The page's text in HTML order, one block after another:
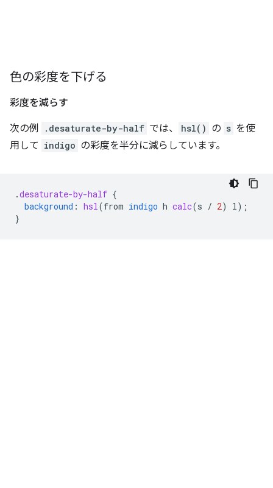
色の彩度を下げる
彩度を減らす
次の例 .desaturate-by-half では、 hsl() の s を使
用して indigo の彩度を半分に減らしています。
.desaturate-by-half {
background : hsl (from indigo h calc(s / 2) l );
}